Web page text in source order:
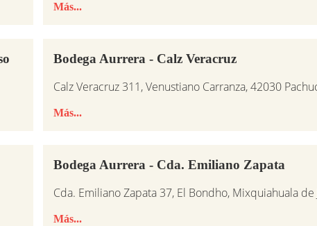
Más...
Bodega Aurrera - Calz Veracruz
Calz Veracruz 311, Venustiano Carranza, 42030
Más...
Bodega Aurrera - Cda. Emiliano Zapata
Cda. Emiliano Zapata 37, El Bondho, Mixquiahuala de
Más...